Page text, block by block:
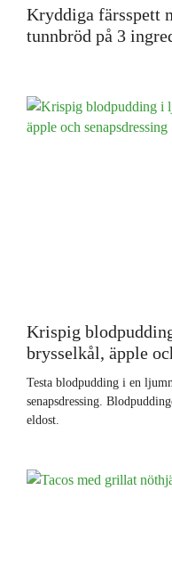
Kryddiga färsspett
tunnbröd på 3
Krispig
brysselkål, äpple
Testa blodpudding i en
senapsdressing.
eldost.